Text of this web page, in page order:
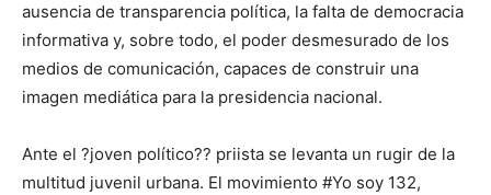
ausencia de transparencia política, la falta de democracia
informativa y, sobre todo, el poder desmesurado de los
medios de comunicación, capaces de construir una
imagen mediática para la presidencia nacional.
Ante el ?joven político?? priista se levanta un rugir de la
multitud juvenil urbana. El movimiento #Yo soy 132,